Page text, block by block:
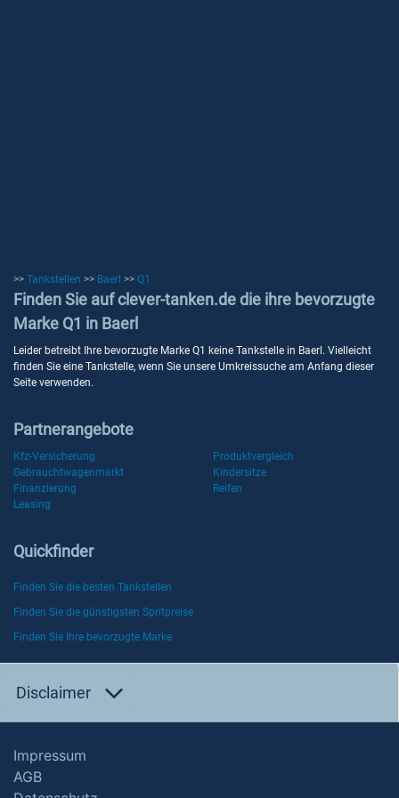
>> Tankstellen >> Baerl >> Q1
Finden Sie auf clever-tanken.de die ihre bevorzugte
Marke Q1 in Baerl
Leider betreibt Ihre bevorzugte Marke Q1 keine Tankstelle in Baerl. Vielleicht
finden Sie eine Tankstelle, wenn Sie unsere Umkreissuche am Anfang dieser
Seite verwenden.
Partnerangebote
Kfz-Versicherung
Produktvergleich
Gebrauchtwagenmarkt
Kindersitze
Finanzierung
Reifen
Leasing
Quickfinder
Finden Sie die besten Tankstellen
Finden Sie die günstigsten Spritpreise
Finden Sie Ihre bevorzugte Marke
Disclaimer
Impressum
AGB